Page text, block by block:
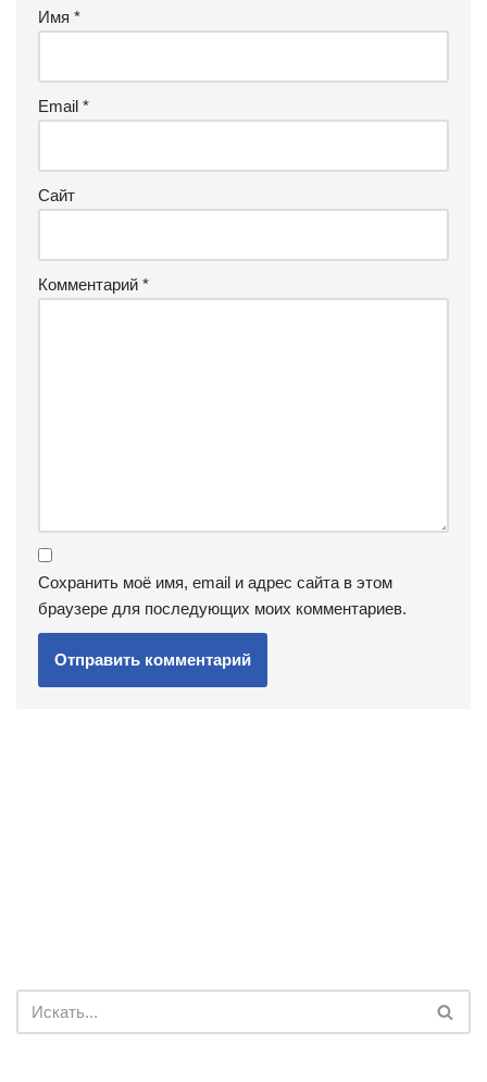
Имя *
Email *
Сайт
Комментарий *
Сохранить моё имя, email и адрес сайта в этом
браузере для последующих моих комментариев.